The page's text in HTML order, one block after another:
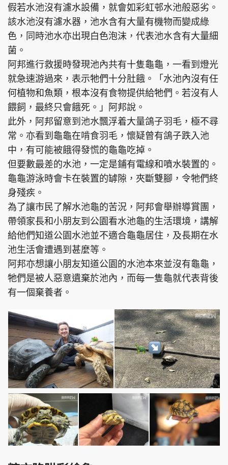
Copyright © 東周網 版權所有 . 不得轉載
©Eastweek.com.hk. All rights reserved.
假若水池沒有濾水設備，就會如彩虹邨水池般惡劣。
該水池沒有濾水器，池水含有大量有機物而變成綠
色，同時池水亦出現白色泡沫，代表池水含有大量細
菌。
阿邦進行救援時發現池內共有十隻龜龜，一看到燈光
就急速游過來，表示牠們十分肚餓。「水池內沒有任
何植物和魚類，根本沒有食物提供給牠們。若沒有人
餵飼，最終只會餓死。」阿邦說。
此外，阿邦留意到池水飄浮着大量鴿子羽毛，極不尋
常。亦看到龜龜在啃食羽毛，懷疑曾有鴿子跌入池
中，有可能被餓得發慌的龜龜吃掉。
但要數最差的水池，一定是鋪有電線和噴水裝置的。
龜龜游泳時會卡在裝置的罅隙，夾斷雙腳，令牠們終
身殘疾。
為了讓市民了解水池龜的苦況，阿邦會舉辦導賞團，
帶領家長和小朋友到公園看水池龜的生活環境，講解
給他們知道公園水池並不適合龜龜居住，及長期在水
池生活會遭遇到甚麼等。
阿邦亦想讓小朋友知道公園的水池本來並沒有龜龜，
牠們是被人惡意遺棄於池內，而每一隻龜就代表背後
有一個棄養者。